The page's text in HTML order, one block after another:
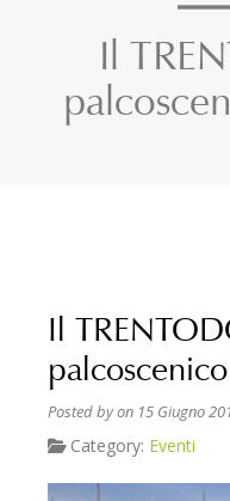
Il
Il
Posted byon 15 Giugno
Category: Eventi